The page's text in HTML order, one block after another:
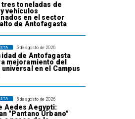
tres toneladas de
vehículos
en el sector
de Antofagasta
5 de agosto de 2026
de Antofagasta
mejoramiento del
en el Campus
5 de agosto de 2026
Aedes Aegypti:
"Pantano Urbano"